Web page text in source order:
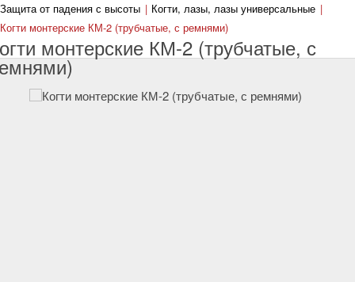
Защита от падения с высоты | Когти, лазы, лазы универсальные |
Когти монтерские КМ-2 (трубчатые, с ремнями)
монтерские КМ-2 (трубчатые, с